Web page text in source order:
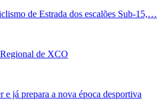
de Estrada dos escalões Sub-15,…
de XCO
já prepara a nova época desportiva